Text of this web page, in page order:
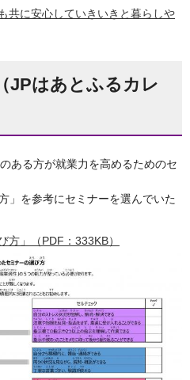
共に安心していきいきと暮らしや
JPはあとふるカレ
ある方が就業力を高めるためのセ
」を参考にセミナーを選んでいた
方」（PDF：333KB）